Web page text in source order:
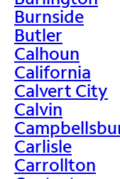
Burnside
Butler
Calhoun
California
Calvert City
Calvin
Carlisle
Carrollton